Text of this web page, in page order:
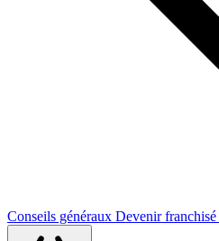
Conseils généraux Devenir franchisé